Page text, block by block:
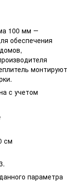
100 мм ―
обеспечения
монтируют
с учетом
см
параметра